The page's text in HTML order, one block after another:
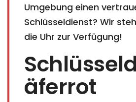
Umgebung einen
Schlüsseldienst? Wir
die Uhr zur Verfügung!
äferrot